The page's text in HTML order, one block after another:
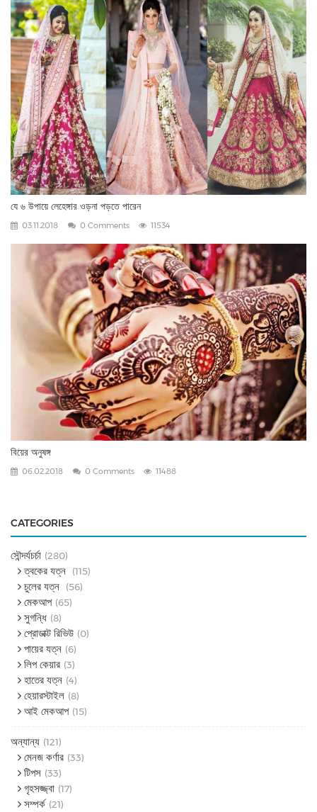
যে ৬ উপায়ে লেহেঙ্গার ওড়না পড়তে পারেন
03.11.2018 0 Comments 11534
বিয়ের অনুষঙ্গ
06.02.2018 0 Comments 11488
CATEGORIES
সৌন্দর্যচর্চা (280)
ত্বকের যত্ন (115)
চুলের যত্ন (56)
মেকআপ (65)
সুগন্ধি (8)
প্রোডাক্ট রিভিউ (0)
পায়ের যত্ন (6)
লিপ কেয়ার (3)
হাতের যত্ন (4)
হেয়ারস্টাইল (8)
আই মেকআপ (15)
অন্যান্য (121)
মেনজ কর্ণার (33)
টিপস (33)
গৃহসজ্জ্বা (17)
সম্পর্ক (21)